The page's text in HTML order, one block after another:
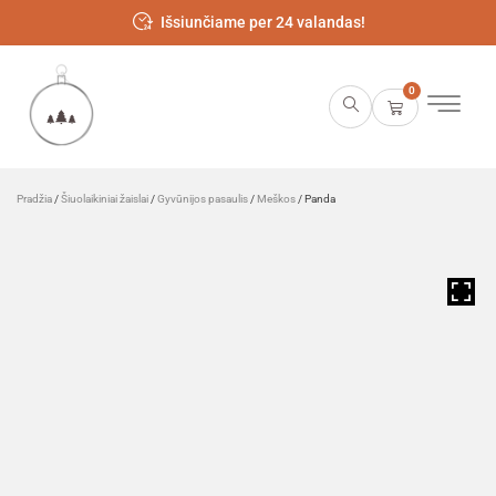
Išsiunčiame per 24 valandas!
0
Pradžia /Šiuolaikiniai žaislai /Gyvūnijos pasaulis / Meškos / Panda